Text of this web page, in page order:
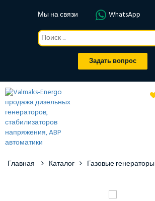
Мы на связи
WhatsApp
Задать вопрос
Главная Каталог Газовые генераторы